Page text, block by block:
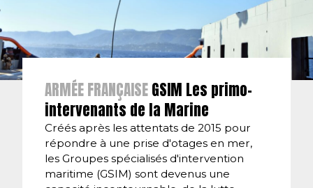
ARMÉE FRANÇAISEGSIM Les primo-
intervenants de la Marine
Créés après les attentats de 2015 pour
répondre à une prise d'otages en mer,
les Groupes spécialisés d'intervention
maritime (GSIM) sont devenus une